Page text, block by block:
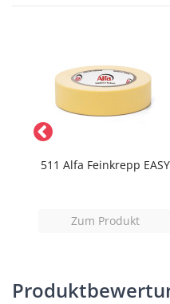
511 Alfa Feinkrepp EASY
Zum Produkt